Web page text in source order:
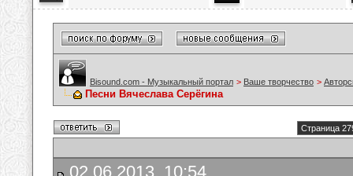
Bisound.com - Музыкальный портал > Ваше творчество >
Песни Вячеслава Серёгина
Страница
02.06.2013, 10:54